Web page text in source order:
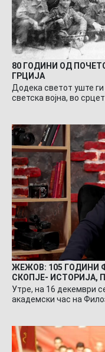
80 ГОДИНИ ОД
ГРЦИЈА
Додека светот уште
светска војна, во
ЖЕЖОВ: 105 ГОДИНИ
СКОПЈЕ- ИСТОРИЈА,
Утре, на 16 декември
академски час на